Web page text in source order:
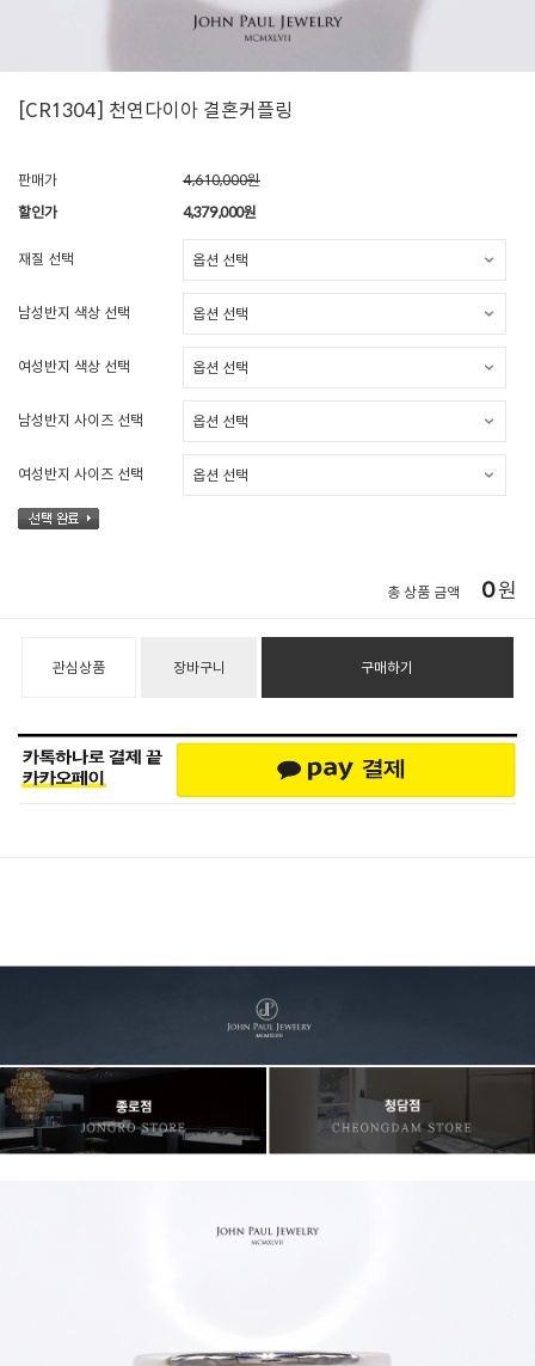
[CR1304] 천연다이아 결혼커플링
판매가 4,610,000원
할인가 4,379,000원
재질 선택
남성반지 색상 선택
여성반지 색상 선택
남성반지 사이즈 선택
여성반지 사이즈 선택
총 상품 금액 0원
관심상품 장바구니 구매하기